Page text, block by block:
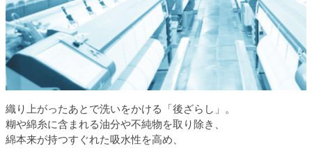
織り上がったあとで洗いをかける「後ざらし」。
糊や綿糸に含まれる油分や不純物を取り除き、
綿本来が持つすぐれた吸水性を高め、